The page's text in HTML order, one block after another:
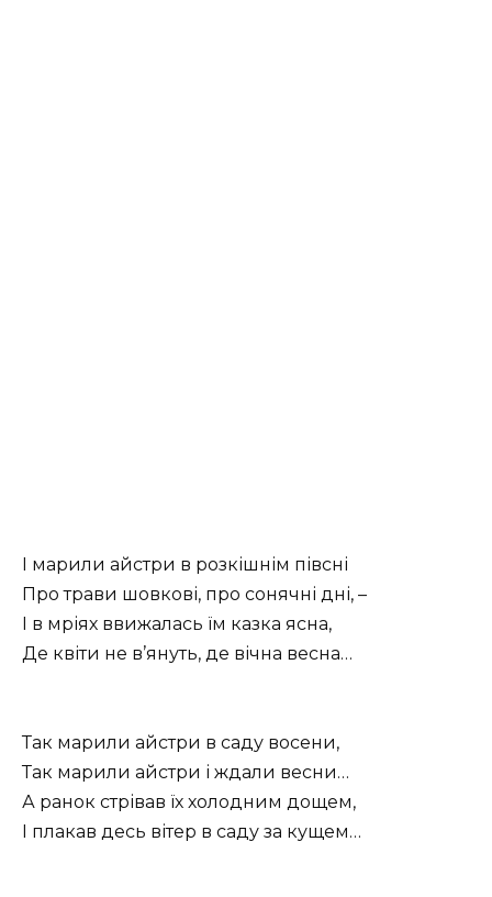
І марили айстри в розкішнім півсні
Про трави шовкові, про сонячні дні, –
І в мріях ввижалась їм казка ясна,
Де квіти не в’януть, де вічна весна…
Так марили айстри в саду восени,
Так марили айстри і ждали весни…
А ранок стрівав їх холодним дощем,
І плакав десь вітер в саду за кущем…